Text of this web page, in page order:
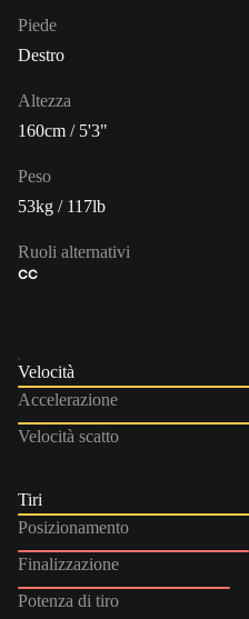
Piede
Destro
Altezza
160cm / 5'3"
Peso
53kg / 117lb
Ruoli alternativi
CC
Velocità
Accelerazione
Velocità scatto
Tiri
Posizionamento
Finalizzazione
Potenza di tiro